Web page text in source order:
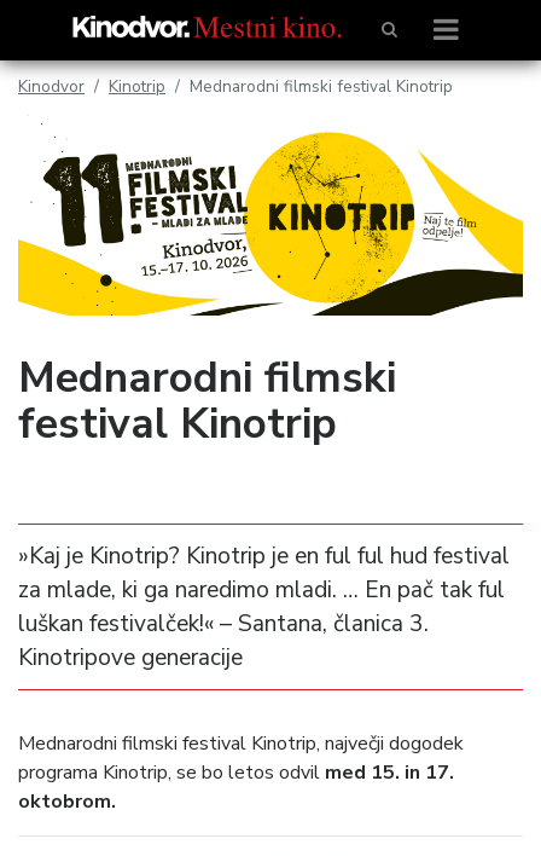
Kinodvor Kinotrip Mednarodni filmski festival Kinotrip
Mednarodni filmski
festival Kinotrip
»Kaj je Kinotrip? Kinotrip je en ful ful hud festival
za mlade, ki ga naredimo mladi. … En pač tak ful
luškan festivalček!« – Santana, članica 3.
Kinotripove generacije
Mednarodni filmski festival Kinotrip, največji dogodek
programa Kinotrip, se bo letos odvil med 15. in 17.
oktobrom.